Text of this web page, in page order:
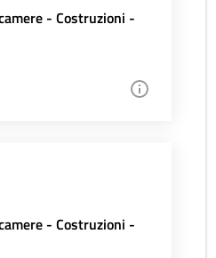
- Costruzioni -
- Costruzioni -